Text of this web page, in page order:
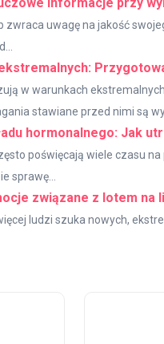
zwraca uwagę na jakość
w warunkach
stawiane przed nimi są
hormonalnego: Jak
poświęcają wiele czasu
sprawę...
związane z lotem na
ludzi szuka nowych,